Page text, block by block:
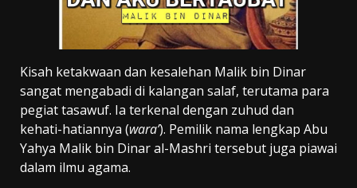
Kisah ketakwaan dan kesalehan Malik bin Dinar
sangat mengabadi di kalangan salaf, terutama para
pegiat tasawuf. Ia terkenal dengan zuhud dan
kehati-hatiannya (wara’). Pemilik nama lengkap Abu
Yahya Malik bin Dinar al-Mashri tersebut juga piawai
dalam ilmu agama.